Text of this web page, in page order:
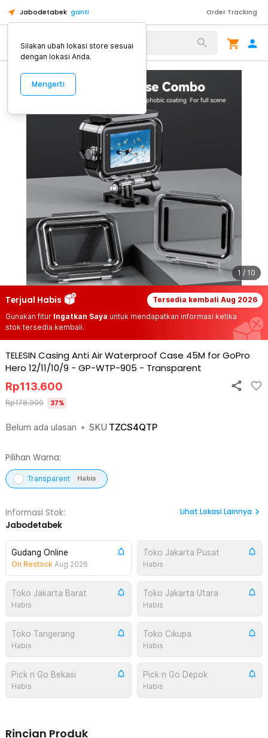
Jabodetabek ganti Order Tracking
Alat Kopi
1 / 10
Terjual Habis Tersedia kembali Aug 2026
Gunakan fitur Ingatkan Saya untuk mendapatkan informasi ketika
stok tersedia kembali.
TELESIN Casing Anti Air Waterproof Case 45M for GoPro
Hero 12/11/10/9 - GP-WTP-905 - Transparent
Belum ada ulasan • SKU TZCS4QTP
Rp113.600
Rp178.900 37%
Pilihan Warna:
Transparent Habis
Informasi Stok:
Jabodetabek
Lihat Lokasi Lainnya
Gudang Online
On Restock Aug 2026
Toko Jakarta Pusat
Habis
Toko Jakarta Barat
Habis
Toko Jakarta Utara
Habis
Toko Tangerang
Habis
Toko Cikupa
Habis
Pick n Go Bekasi
Habis
Pick n Go Depok
Habis
Rincian Produk
Silakan ubah lokasi store sesuai
dengan lokasi Anda.
Mengerti